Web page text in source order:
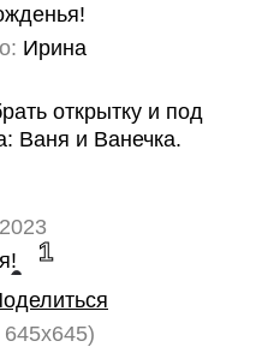
Ирина
открытку и под
Ваня и Ванечка.
1